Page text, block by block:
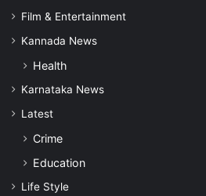
Film & Entertainment
Kannada News
Health
Karnataka News
Latest
Crime
Education
Life Style